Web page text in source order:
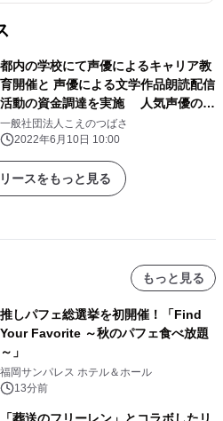
都内の学校にて声優によるキャリア教
育開催と 声優による文学作品朗読配信
活動の資金調達を実施 人気声優の井
澤詩織さん、高柳知葉さん出演の クラ
ウドファンディングを6月10日(金)よ
り開始！
一般社団法人こえのつばさ
2022年6月10日 10:00
ースをもっと見る
もっと見る
推しパフェ総選挙を初開催！「Find
Your Favorite ～秋のパフェ食べ放題
～」
福岡サンパレス ホテル＆ホール
13分前